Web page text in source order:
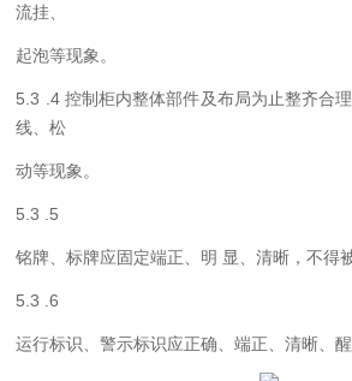
流挂、
起泡等现象。
5.3 .4 控制柜内整体部件及布局为止整齐合
线、松
动等现象。
5.3 .5
铭牌、标牌应固定端正、明 显、清晰，不得
5.3 .6
运行标识、警示标识应正确、端正、清晰、醒